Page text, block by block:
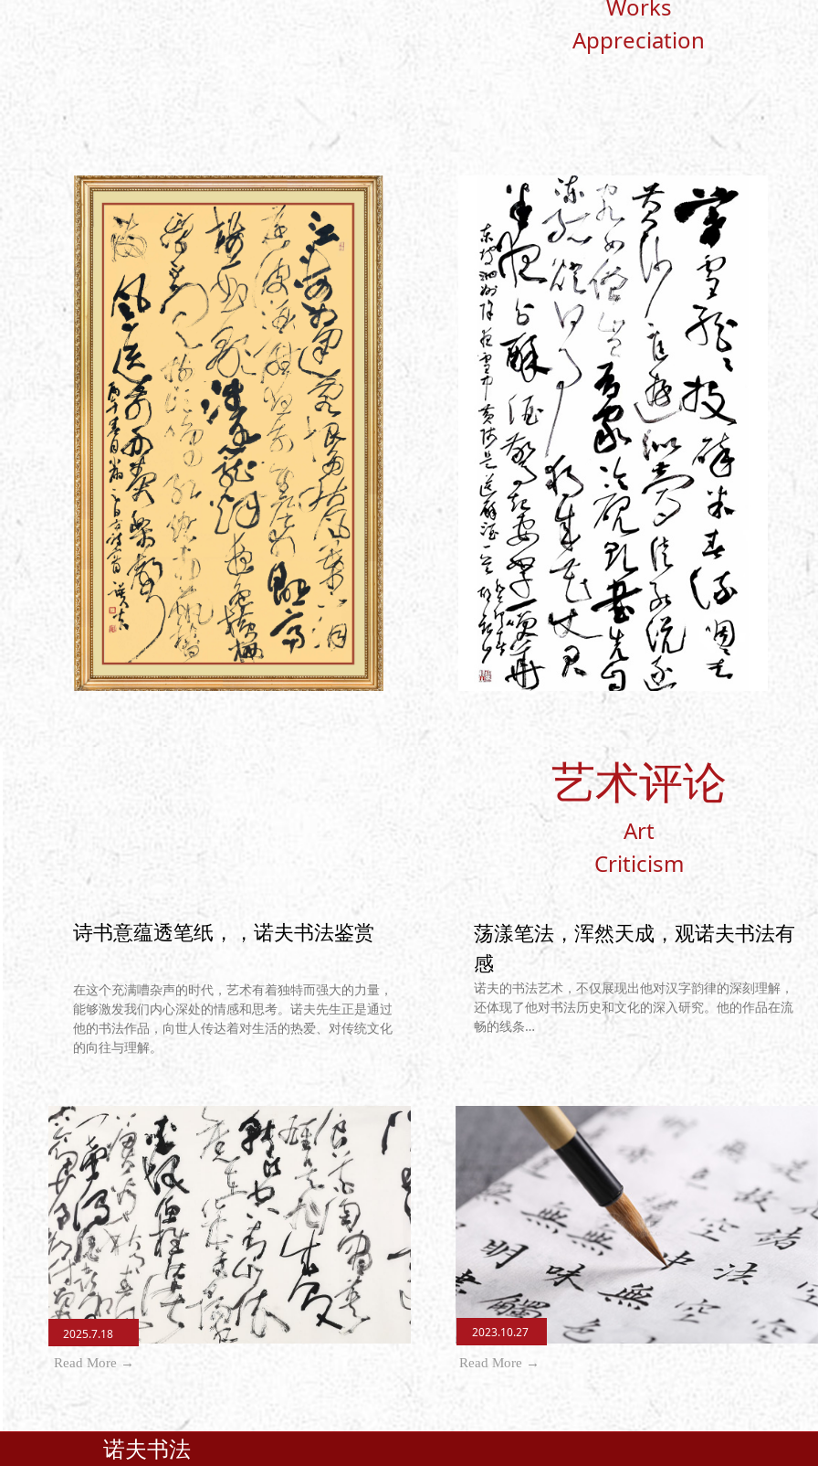
Works
Appreciation
艺术评论
Art
Criticism
2025.7.18 2023.10.27
Read More → Read More →
诗书意蕴透笔纸，，诺夫书法鉴赏
在这个充满嘈杂声的时代，艺术有着独特而强大的力量，
能够激发我们内心深处的情感和思考。诺夫先生正是通过
他的书法作品，向世人传达着对生活的热爱、对传统文化
的向往与理解。
荡漾笔法，浑然天成，观诺夫书法有
感
诺夫的书法艺术，不仅展现出他对汉字韵律的深刻理解，
还体现了他对书法历史和文化的深入研究。他的作品在流
畅的线条…
诺夫书法